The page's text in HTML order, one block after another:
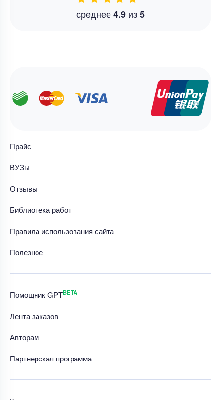
среднее4.9 из5
Прайс
ВУЗы
Отзывы
Библиотека работ
Правила использования сайта
Полезное
Помощник GPTBETA
Лента заказов
Авторам
Партнерская программа